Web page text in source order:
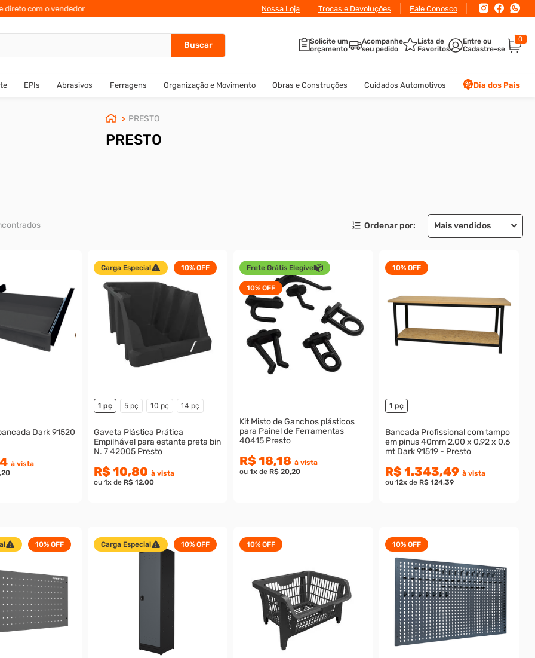
Nossa Loja Trocas e Devoluções Fale Conosco
Solicite um
orçamento
Acompanhe
seu pedido
Lista de
Favoritos
0
EPIs Abrasivos Ferragens Organização e Movimento Obras e Construções Cuidados Automotivos Dia dos Pais
PRESTO
PRESTO
Mais vendidos
Dark 91520
à vista
Carga Especial 10% OFF
1 pç 5 pç 10 pç 14 pç
Gaveta Plástica Prática
Empilhável para estante preta bin
N. 7 42005 Presto
R$ 10,80 à vista
ou 1x de R$ 12,00
Frete Grátis Elegível
10% OFF
Kit Misto de Ganchos plásticos
para Painel de Ferramentas
40415 Presto
R$ 18,18 à vista
ou 1x de R$ 20,20
10% OFF
1 pç
Bancada Profissional com tampo
em pinus 40mm 2,00 x 0,92 x 0,6
mt Dark 91519 - Presto
R$ 1.343,49 à vista
ou 12x de R$ 124,39
10% OFF Carga Especial 10% OFF 10% OFF 10% OFF